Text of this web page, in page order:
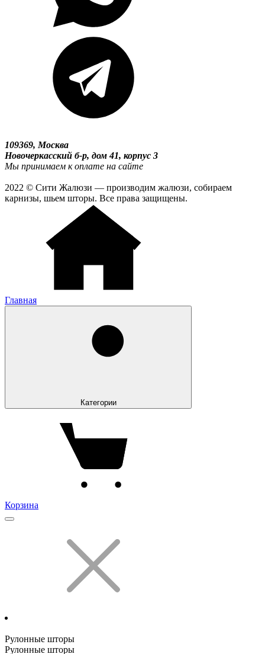
109369, Москва
Новочеркасский б-р, дом 41, корпус 3
Мы принимаем к оплате на сайте
2022 © Сити Жалюзи — производим жалюзи, собираем
карнизы, шьем шторы. Все права защищены.
Главная
Категории
Корзина
Рулонные шторы
Рулонные шторы